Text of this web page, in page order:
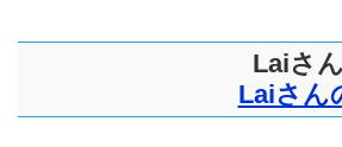
Laiさ
Laiさん